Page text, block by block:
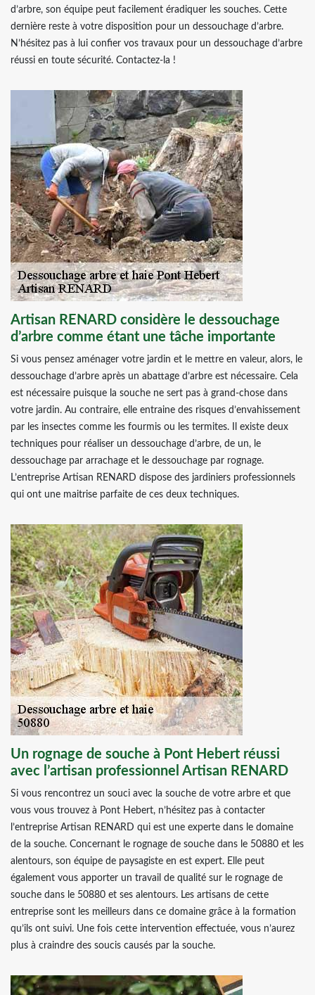
d’arbre, son équipe peut facilement éradiquer les souches. Cette
dernière reste à votre disposition pour un dessouchage d’arbre.
N’hésitez pas à lui confier vos travaux pour un dessouchage d’arbre
réussi en toute sécurité. Contactez-la !
Artisan RENARD considère le dessouchage
d’arbre comme étant une tâche importante
Si vous pensez aménager votre jardin et le mettre en valeur, alors, le
dessouchage d’arbre après un abattage d’arbre est nécessaire. Cela
est nécessaire puisque la souche ne sert pas à grand-chose dans
votre jardin. Au contraire, elle entraine des risques d’envahissement
par les insectes comme les fourmis ou les termites. Il existe deux
techniques pour réaliser un dessouchage d’arbre, de un, le
dessouchage par arrachage et le dessouchage par rognage.
L’entreprise Artisan RENARD dispose des jardiniers professionnels
qui ont une maitrise parfaite de ces deux techniques.
Un rognage de souche à Pont Hebert réussi
avec l’artisan professionnel Artisan RENARD
Si vous rencontrez un souci avec la souche de votre arbre et que
vous vous trouvez à Pont Hebert, n’hésitez pas à contacter
l’entreprise Artisan RENARD qui est une experte dans le domaine
de la souche. Concernant le rognage de souche dans le 50880 et les
alentours, son équipe de paysagiste en est expert. Elle peut
également vous apporter un travail de qualité sur le rognage de
souche dans le 50880 et ses alentours. Les artisans de cette
entreprise sont les meilleurs dans ce domaine grâce à la formation
qu’ils ont suivi. Une fois cette intervention effectuée, vous n’aurez
plus à craindre des soucis causés par la souche.